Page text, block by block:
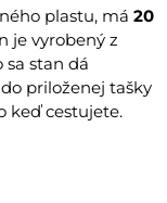
plastu, má 20
je vyrobený z
stan dá
priloženej tašky
keď cestujete.